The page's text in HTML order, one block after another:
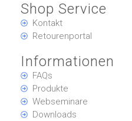
Shop Service
Kontakt
Retourenportal
Informationen
FAQs
Produkte
Webseminare
Downloads